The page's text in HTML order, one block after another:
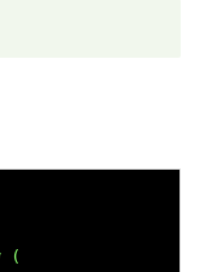
(